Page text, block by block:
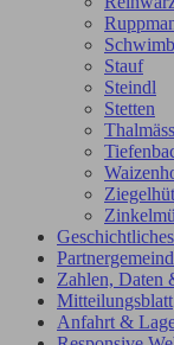
Stauf
Steindl
Stetten
Geschichtliches
Zahlen, Daten
Mitteilungsblatt
Anfahrt &